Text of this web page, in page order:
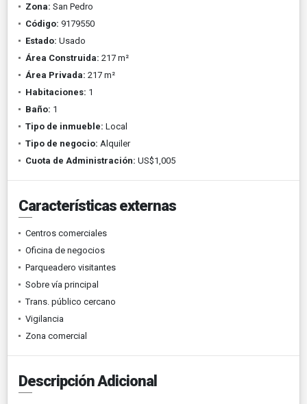
Zona: San Pedro
Código: 9179550
Estado: Usado
Área Construida: 217 m²
Área Privada: 217 m²
Habitaciones: 1
Baño: 1
Tipo de inmueble: Local
Tipo de negocio: Alquiler
Cuota de Administración: US$1,005
Características externas
Centros comerciales
Oficina de negocios
Parqueadero visitantes
Sobre vía principal
Trans. público cercano
Vigilancia
Zona comercial
Descripción Adicional